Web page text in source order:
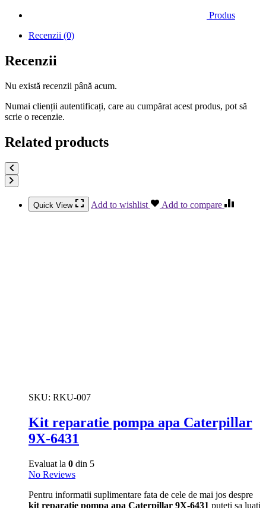
Produs
Recenzii (0)
Recenzii
Nu există recenzii până acum.
Numai clienții autentificați, care au cumpărat acest produs, pot să
scrie o recenzie.
Related products
Quick View Add to wishlist Add to compare
SKU: RKU-007
Kit reparatie pompa apa Caterpillar
9X-6431
Evaluat la 0 din 5
No Reviews
Pentru informatii suplimentare fata de cele de mai jos despre
kit reparatie pompa apa Caterpillar 9X-6431 puteti sa luati